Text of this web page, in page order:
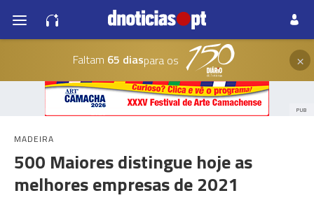
Faltam 65 diaspara os ×
PUB
MADEIRA
500 Maiores distingue hoje as
melhores empresas de 2021